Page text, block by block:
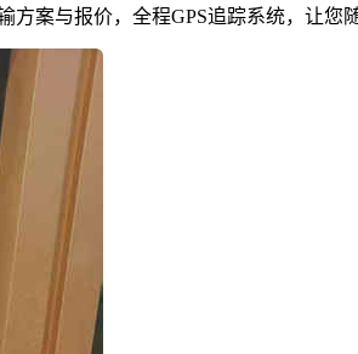
案与报价，全程GPS追踪系统，让您